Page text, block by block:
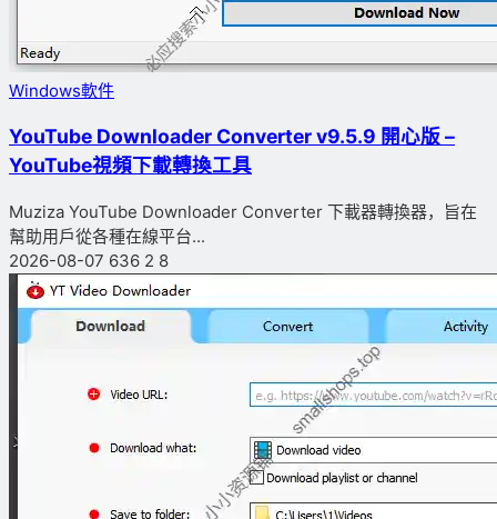
Windows軟件
YouTube Downloader Converter v9.5.9 開心版 –
YouTube視頻下載轉換工具
Muziza YouTube Downloader Converter 下載器轉換器，旨在
幫助用戶從各種在線平台...
2026-08-07 636 2 8